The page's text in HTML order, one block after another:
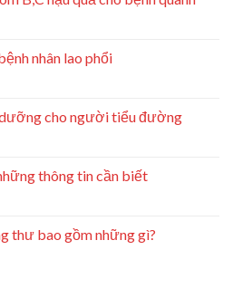
nhân lao phổi
cho người tiểu đường
thông tin cần biết
thư bao gồm những gì?